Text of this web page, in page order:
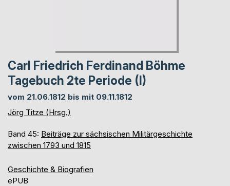
Carl Friedrich Ferdinand Böhme
Tagebuch 2te Periode (I)
vom 21.06.1812 bis mit 09.11.1812
Jörg Titze (Hrsg.)
Band 45: Beiträge zur sächsischen Militärgeschichte
zwischen 1793 und 1815
Geschichte & Biografien
ePUB